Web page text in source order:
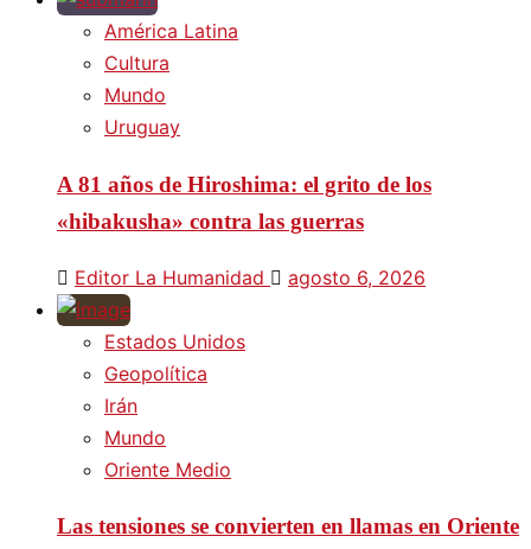
América Latina
Cultura
Mundo
Uruguay
A 81 años de Hiroshima: el grito de los
«hibakusha» contra las guerras
Editor La Humanidad agosto 6, 2026
Estados Unidos
Geopolítica
Irán
Mundo
Oriente Medio
Las tensiones se convierten en llamas en Oriente